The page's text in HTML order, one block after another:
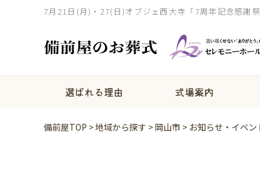
7月21日(月)・27(日)オブジェ西大寺「7周年記念感謝
選ばれる理由 式場案内
備前屋TOP >地域から探す > 岡山市 > お知らせ・イベン